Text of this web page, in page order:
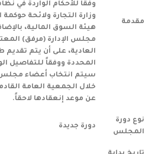
مقدمة
وفقاً للأحكام الواردة في
وزارة التجارة ولائحة
هيئة السوق المالية،
مجلس الإدارة (مرفق)
العادية، على أن يتم تقديم
المحددة ووفقاً للتفاصيل
سيتم انتخاب أعضاء مجلس
خلال الجمعية العامة
عن موعد إنعقادها لاحقاً.
نوع دورة
المجلس
دورة جديدة